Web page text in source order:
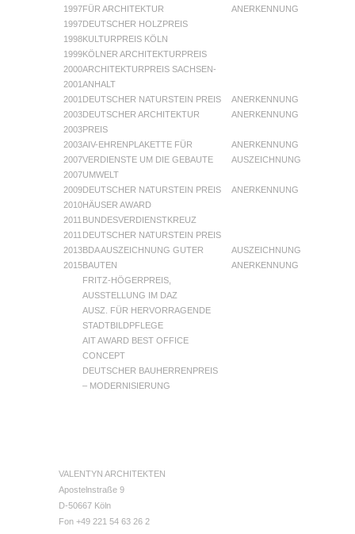
1997
1997
1998
1999
2000
2001
2001
2003
2003
2003
2007
2007
2009
2010
2011
2011
2013
2015
FÜR ARCHITEKTUR
DEUTSCHER HOLZPREIS
KULTURPREIS KÖLN
KÖLNER ARCHITEKTURPREIS
ARCHITEKTURPREIS SACHSEN-
ANHALT
DEUTSCHER NATURSTEIN PREIS
DEUTSCHER ARCHITEKTUR
PREIS
AIV-EHRENPLAKETTE FÜR
VERDIENSTE UM DIE GEBAUTE
UMWELT
DEUTSCHER NATURSTEIN PREIS
HÄUSER AWARD
BUNDESVERDIENSTKREUZ
DEUTSCHER NATURSTEIN PREIS
BDA AUSZEICHNUNG GUTER
BAUTEN
FRITZ-HÖGERPREIS,
AUSSTELLUNG IM DAZ
AUSZ. FÜR HERVORRAGENDE
STADTBILDPFLEGE
AIT AWARD BEST OFFICE
CONCEPT
DEUTSCHER BAUHERRENPREIS
– MODERNISIERUNG
ANERKENNUNG
ANERKENNUNG
ANERKENNUNG
ANERKENNUNG
AUSZEICHNUNG
ANERKENNUNG
AUSZEICHNUNG
ANERKENNUNG
VALENTYN ARCHITEKTEN
Apostelnstraße 9
D-50667 Köln
Fon +49 221 54 63 26 2